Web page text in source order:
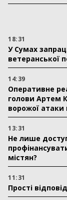
18:31
У Сумах
ветеранської
14:39
Оперативне
голови Артем
ворожої атаки
13:31
Не лише
містян?
11:31
Прості